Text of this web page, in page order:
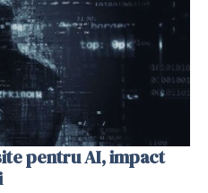
pentru AI, impact